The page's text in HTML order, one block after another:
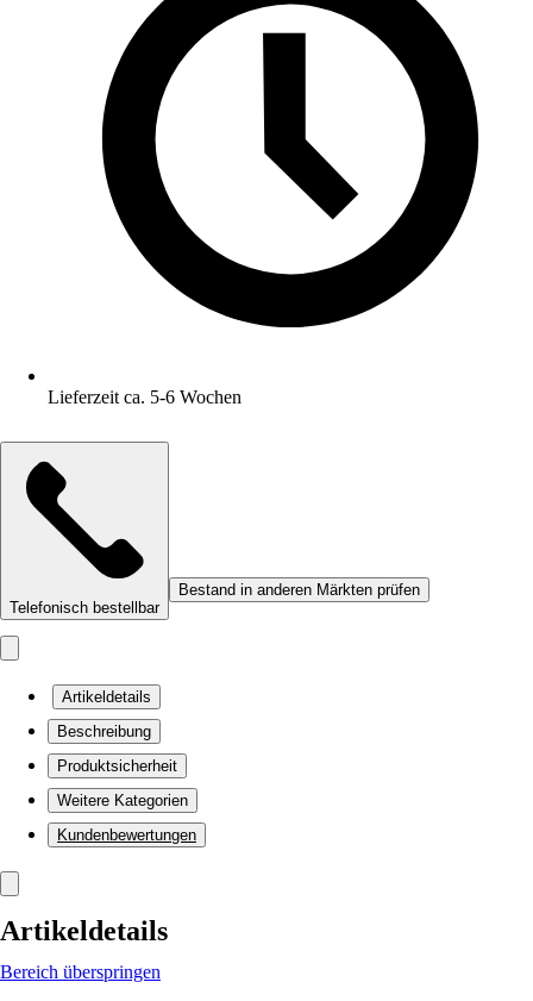
Lieferzeit ca. 5-6 Wochen
Telefonisch bestellbar
Bestand in anderen Märkten prüfen
Artikeldetails
Beschreibung
Produktsicherheit
Weitere Kategorien
Kundenbewertungen
Artikeldetails
Bereich überspringen